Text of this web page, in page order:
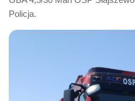
Policja.